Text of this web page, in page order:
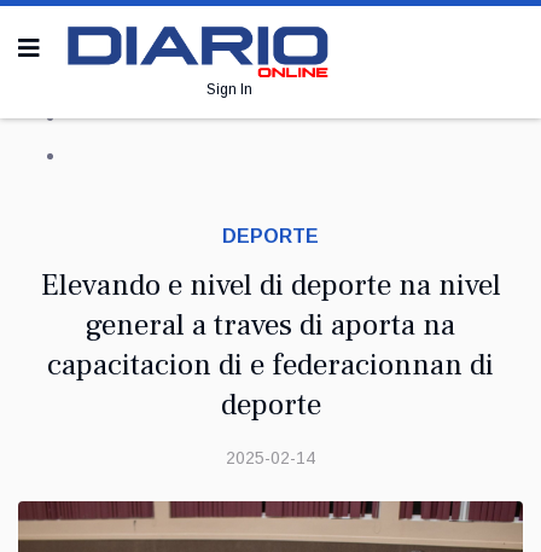
Sign In
DEPORTE
Elevando e nivel di deporte na nivel
general a traves di aporta na
capacitacion di e federacionnan di
deporte
2025-02-14